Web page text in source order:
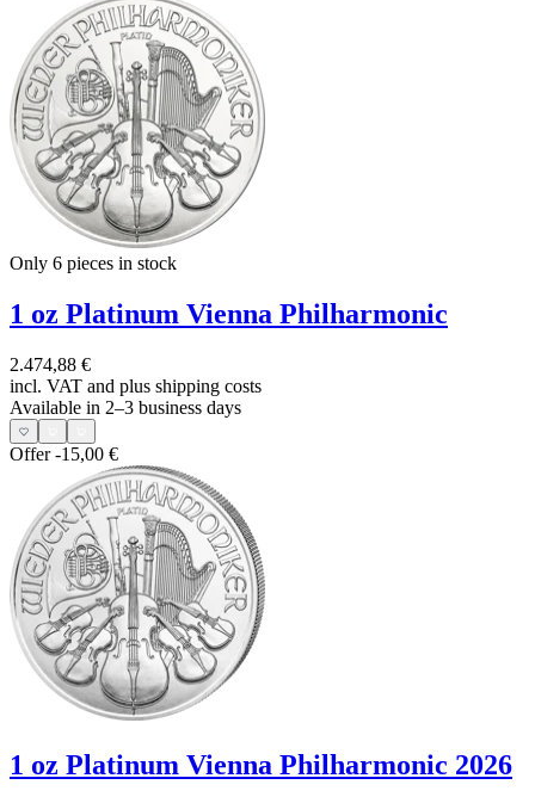
Only 6 pieces in stock
1 oz Platinum Vienna Philharmonic
2.474,88 €
incl. VAT and plus shipping costs
Available in 2–3 business days
Offer-15,00 €
1 oz Platinum Vienna Philharmonic 2026